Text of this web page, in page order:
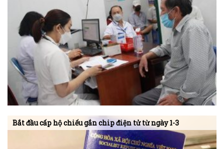
Bắt đầu cấp hộ chiếu gắn chip điện tử từ ngày 1-3